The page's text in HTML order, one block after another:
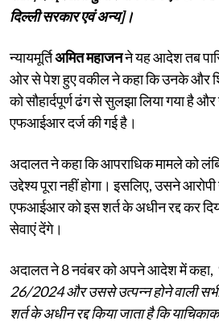
दिल्ली सरकार एवं अन्य]।
न्यायमूर्तिअमित महाजनने यह आदेश तब
ओर से पेश हुए वकील ने कहा कि उनके और
को सौहार्दपूर्ण ढंग से सुलझा लिया गया है
एफआईआर दर्ज की गई है।
अदालत ने कहा कि आपराधिक मामले को
उद्देश्य पूरा नहीं होगा। इसलिए, उसने
एफआईआर को इस शर्त के अधीन रद्द कर
सेवाएं देंगे।
अदालत ने 8 नवंबर को अपने आदेश में कहा,
26/2024 और उससे उत्पन्न होने वाली सभी
शर्त के अधीन रद्द किया जाता है कि